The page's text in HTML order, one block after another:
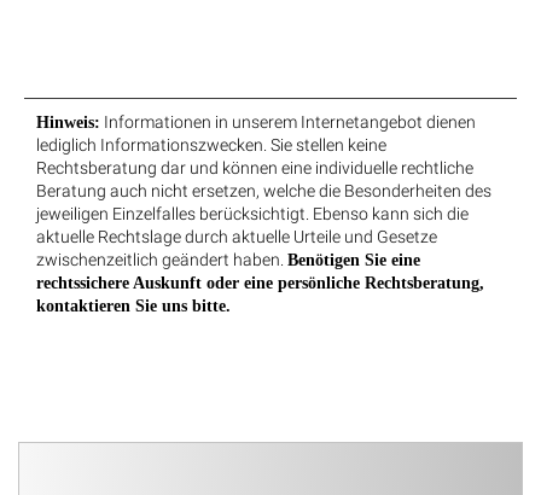
Hinweis: Informationen in unserem Internetangebot dienen
lediglich Informationszwecken. Sie stellen keine
Rechtsberatung dar und können eine individuelle rechtliche
Beratung auch nicht ersetzen, welche die Besonderheiten des
jeweiligen Einzelfalles berücksichtigt. Ebenso kann sich die
aktuelle Rechtslage durch aktuelle Urteile und Gesetze
zwischenzeitlich geändert haben. Benötigen Sie eine
rechtssichere Auskunft oder eine persönliche Rechtsberatung,
kontaktieren Sie uns bitte.